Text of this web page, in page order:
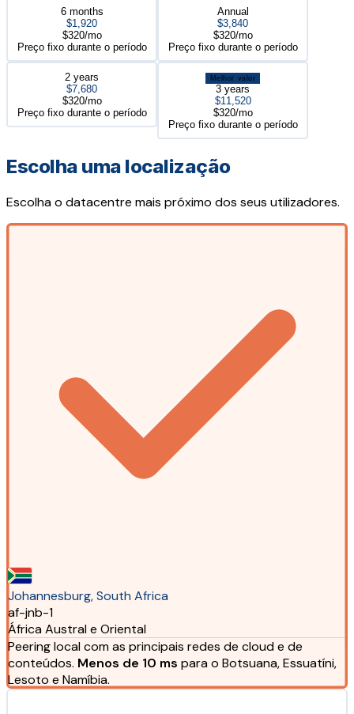
6 months
$1,920
$320/mo
Preço fixo durante o período
Annual
$3,840
$320/mo
Preço fixo durante o período
2 years
$7,680
$320/mo
Preço fixo durante o período
Melhor valor
3 years
$11,520
$320/mo
Preço fixo durante o período
Escolha uma localização
Escolha o datacentre mais próximo dos seus utilizadores.
Johannesburg, South Africa
af-jnb-1
África Austral e Oriental
Peering local com as principais redes de cloud e de
conteúdos. Menos de 10 ms para o Botsuana, Essuatíni,
Lesoto e Namíbia.